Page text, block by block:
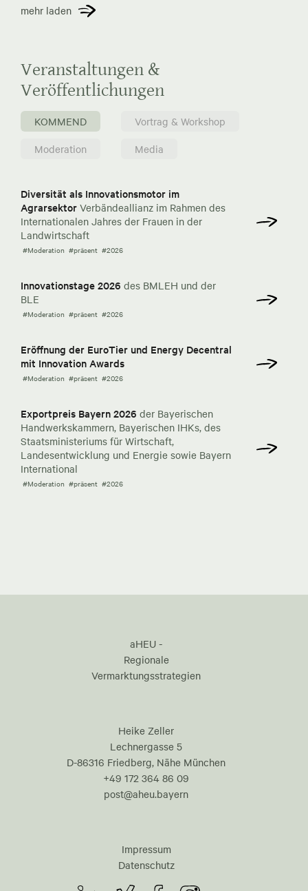
mehr laden
Veranstaltungen &
Veröffentlichungen
KOMMEND
Vortrag & Workshop
Moderation
Media
Diversität als Innovationsmotor im
Agrarsektor Verbändeallianz im Rahmen des
Internationalen Jahres der Frauen in der
Landwirtschaft
#Moderation #präsent #2026
Innovationstage 2026 des BMLEH und der
BLE
#Moderation #präsent #2026
Eröffnung der EuroTier und Energy Decentral
mit Innovation Awards
#Moderation #präsent #2026
Exportpreis Bayern 2026 der Bayerischen
Handwerkskammern, Bayerischen IHKs, des
Staatsministeriums für Wirtschaft,
Landesentwicklung und Energie sowie Bayern
International
#Moderation #präsent #2026
aHEU -
Regionale
Vermarktungsstrategien
Heike Zeller
Lechnergasse 5
D-86316 Friedberg, Nähe München
+49 172 364 86 09
post@aheu.bayern
Impressum
Datenschutz